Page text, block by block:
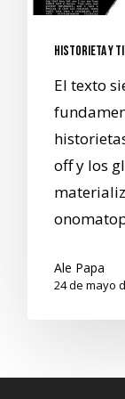
Historieta y
El texto
off y los
Ale Papa
24 de mayo